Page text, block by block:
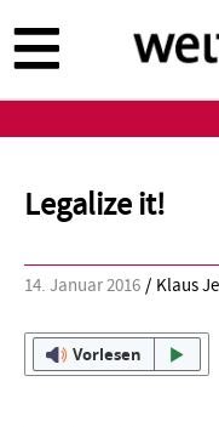
zum
Inhalt
Legalize it!
14. Januar 2016 Klaus
Vorlesen